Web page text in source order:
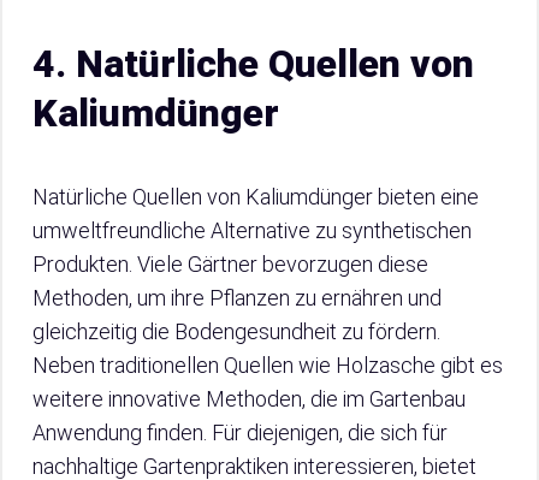
4. Natürliche Quellen von
Kaliumdünger
Natürliche Quellen von Kaliumdünger bieten eine
umweltfreundliche Alternative zu synthetischen
Produkten. Viele Gärtner bevorzugen diese
Methoden, um ihre Pflanzen zu ernähren und
gleichzeitig die Bodengesundheit zu fördern.
Neben traditionellen Quellen wie Holzasche gibt es
weitere innovative Methoden, die im Gartenbau
Anwendung finden. Für diejenigen, die sich für
nachhaltige Gartenpraktiken interessieren, bietet